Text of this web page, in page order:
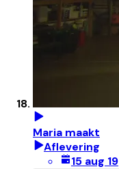
Maria maakt
Aflevering
15 aug 19